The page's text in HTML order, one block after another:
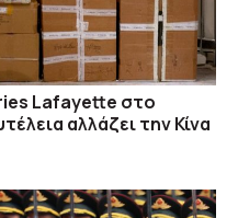
Lafayette στο
αλλάζει την Κίνα